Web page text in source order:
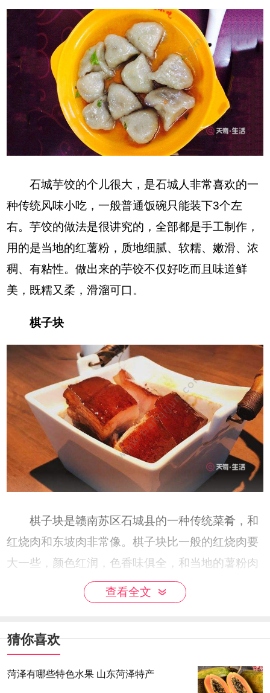
石城芋饺的个儿很大，是石城人非常喜欢的一
种传统风味小吃，一般普通饭碗只能装下3个左
右。芋饺的做法是很讲究的，全部都是手工制作，
用的是当地的红薯粉，质地细腻、软糯、嫩滑、浓
稠、有粘性。做出来的芋饺不仅好吃而且味道鲜
美，既糯又柔，滑溜可口。
棋子块
棋子块是赣南苏区石城县的一种传统菜肴，和
红烧肉和东坡肉非常像。棋子块比一般的红烧肉要
大一些，颜色红润，色香味俱全，和当地的薯粉肉
丸一起吃。棋子块采用传统工艺制作而成，肉质肥
而不腻，瘦而不柴，精选上好五花肉，是当地节庆
黄糍
查看全文
猜你喜欢
菏泽有哪些特色水果 山东菏泽特产